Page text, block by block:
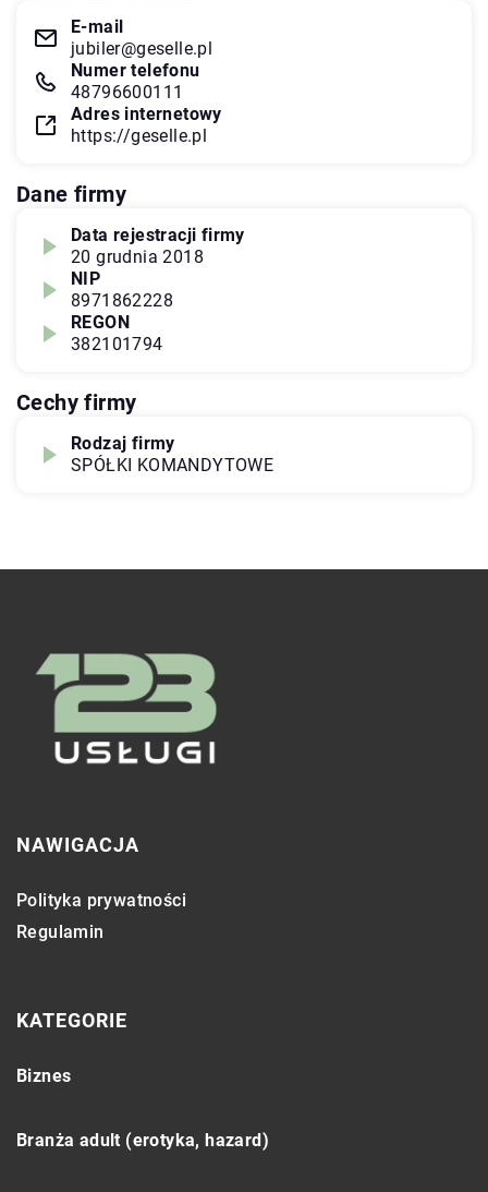
E-mail
jubiler@geselle.pl
Numer telefonu
48796600111
Adres internetowy
https://geselle.pl
Dane firmy
Data rejestracji firmy
20 grudnia 2018
NIP
8971862228
REGON
382101794
Cechy firmy
Rodzaj firmy
SPÓŁKI KOMANDYTOWE
NAWIGACJA
Polityka prywatności
Regulamin
KATEGORIE
Biznes
Branża adult (erotyka, hazard)